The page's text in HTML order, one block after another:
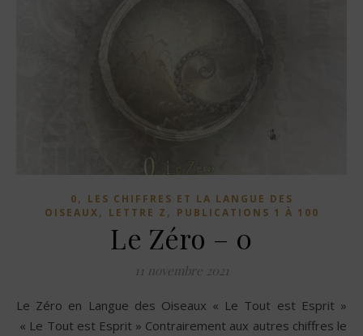
0, LES CHIFFRES ET LA LANGUE DES
OISEAUX, LETTRE Z , PUBLICATIONS 1 À 100
Le Zéro – 0
11 novembre 2021
Le Zéro en Langue des Oiseaux « Le Tout est Esprit »
« Le Tout est Esprit » Contrairement aux autres chiffres le